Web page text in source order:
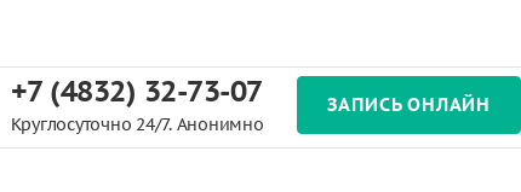
+7 (4832) 32-73-07
Круглосуточно 24/7. Анонимно
ЗАПИСЬ ОНЛАЙН